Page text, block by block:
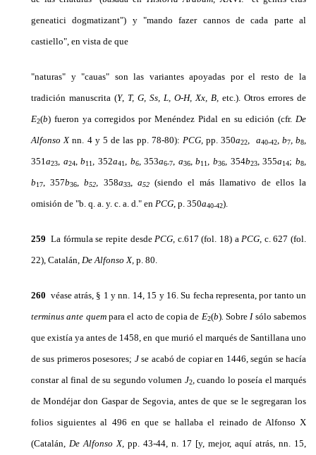
geneatici dogmatizant") y "mando fazer cannos de cada parte al
castiello", en vista de que
"naturas" y "cauas" son las variantes apoyadas por el resto de la
tradición manuscrita (Y, T, G, Ss, L, O-H, Xx, B, etc.). Otros errores de
E2(b) fueron ya corregidos por Menéndez Pidal en su edición (cfr. De
Alfon­so Xnn. 4 y 5 de las pp. 78-80): PCG,pp. 350a22 a40-42, b7, b8
351 a23 a24 ,b11 352a41 b6,353a6-7 a36,b11 ,b36 354b23, 355a14;b8
b17 , 357b36 ,b52 358a33, a52
(siendo el más llamativo de ellos la
omisión de "b. q. a. y. c. a. d." en PCG, p. 350a40-42).
259 La fórmula se repite desde PCG, c.617 (fol. 18) a PCG, c. 627 (fol.
22), Catalán, De Alfonso X, p. 80.
260 véase atrás, § 1 y nn. 14, 15 y 16. Su fecha representa, por tanto un
terminusante quem para el ac­to de copia de E2(b).Sobre Isólo sabemos
que existía ya antes de 1458, en que murió el marqués de Santillana uno
de sus primeros posesores; Jse acabó de copiar en 1446, según se hacía
constar al final de su segundo volumen J2, cuando lo poseía el marqués
de Mondéjar don Gaspar de Segovia, antes de que se le segregaran los
folios siguientes al 496 en que se hallaba el reinado de Alfonso X
(Catalán, De Alfonso X, pp. 43-44, n. 17 [y, mejor, aquí atrás, nn. 15,